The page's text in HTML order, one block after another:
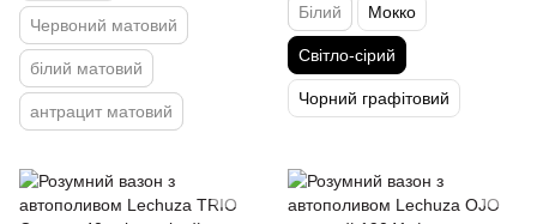
Червоний матовий
білий матовий
антрацит матовий
Білий Мокко
Світло-сірий
Чорний графітовий